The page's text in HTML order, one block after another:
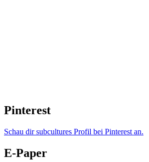
Pinterest
Schau dir subcultures Profil bei Pinterest an.
E-Paper